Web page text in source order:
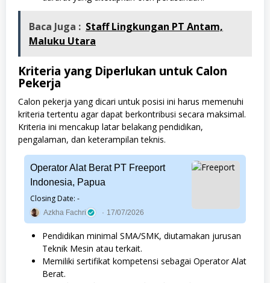
Baca Juga : Staff Lingkungan PT Antam,
Maluku Utara
Kriteria yang Diperlukan untuk Calon
Pekerja
Calon pekerja yang dicari untuk posisi ini harus memenuhi
kriteria tertentu agar dapat berkontribusi secara maksimal.
Kriteria ini mencakup latar belakang pendidikan,
pengalaman, dan keterampilan teknis.
Operator Alat Berat PT Freeport
Indonesia, Papua
Closing Date: -
Azkha Fachri 17/07/2026
Pendidikan minimal SMA/SMK, diutamakan jurusan
Teknik Mesin atau terkait.
Memiliki sertifikat kompetensi sebagai Operator Alat
Berat.